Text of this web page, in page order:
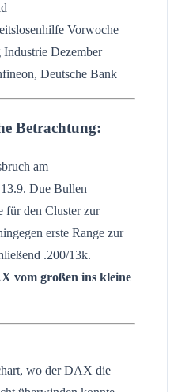
Vorwoche
Dezember
Deutsche Bank
Betrachtung:
am
Due Bullen
für den Cluster zur
erste Range zur
.200/13k.
vom großen ins kleine
wo der DAX die